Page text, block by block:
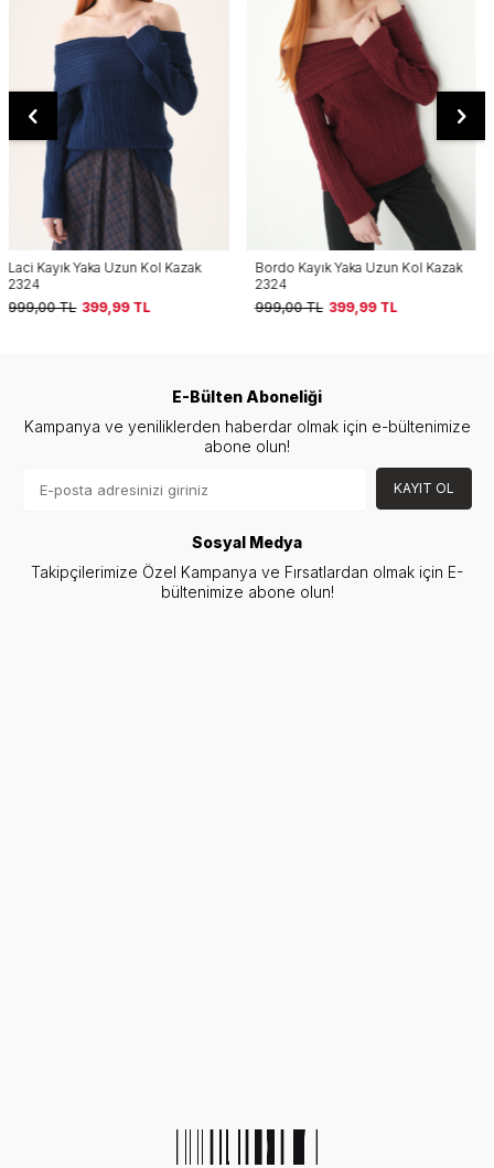
Bordo Kayık Yaka Uzun Kol Kazak
2324
999,00TL 399,99TL
Yağ Yeşili Bisiklet Yaka Oversize
Kazak 2450
999,00TL 499,99TL
E-Bülten Aboneliği
Kampanya ve yeniliklerden haberdar olmak için e-bültenimize
abone olun!
KAYIT OL
Sosyal Medya
Takipçilerimize Özel Kampanya ve Fırsatlardan olmak için E-
bültenimize abone olun!